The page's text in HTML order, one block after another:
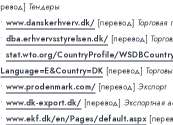
ревод] Тендеры
• www.danskerhverv.dk/ [перевод] Торговая
• dba.erhvervsstyrelsen.dk/ [перевод]
• stat.wto.org/CountryProfile/
Language=E&Country=DK [перевод]
• www.prodenmark.com/ [перевод] Экспорт
• www.dk-export.dk/ [перевод] Экспортная
• www.ekf.dk/en/Pages/default.aspx